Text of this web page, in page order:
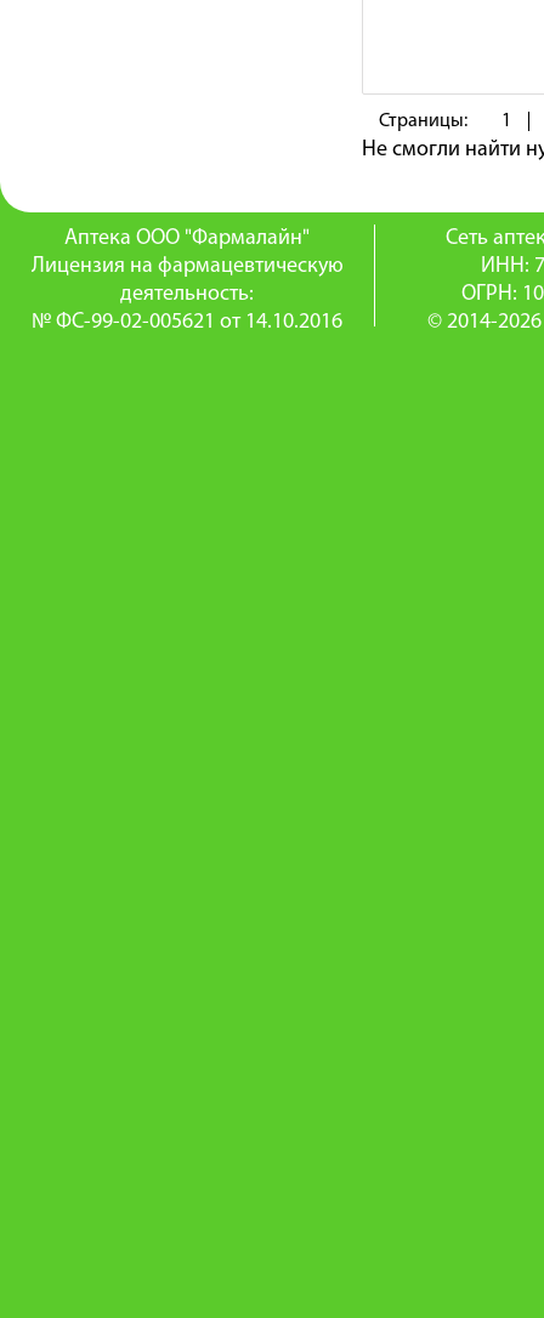
Страницы: 1
Не смогли найти
Аптека ООО "Фармалайн"
Лицензия на фармацевтическую
деятельность:
№ ФС-99-02-005621 от 14.10.2016
Сеть
ИНН:
ОГРН:
© 2014-